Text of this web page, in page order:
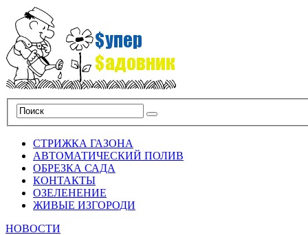
СТРИЖКА ГАЗОНА
АВТОМАТИЧЕСКИЙ ПОЛИВ
ОБРЕЗКА САДА
КОНТАКТЫ
ОЗЕЛЕНЕНИЕ
ЖИВЫЕ ИЗГОРОДИ
НОВОСТИ